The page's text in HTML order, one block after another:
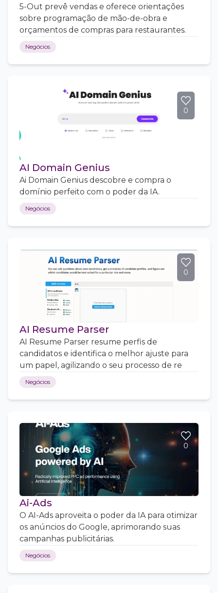
5-Out prevê vendas e oferece orientações
sobre programação de mão-de-obra e
orçamentos de compras para restaurantes.
Negócios
0
AI Domain Genius
Ai Domain Genius descobre e compra o
domínio perfeito com o poder da IA.
Negócios
0
AI Resume Parser
AI Resume Parser resume perfis de
candidatos e identifica o melhor ajuste para
um papel, agilizando o seu processo de re
Negócios
0
Ai-Ads
O AI-Ads aproveita o poder da IA para otimizar
os anúncios do Google, aprimorando suas
campanhas publicitárias.
Negócios